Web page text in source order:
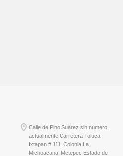
Calle de Pino Suárez sin número,
actualmente Carretera Toluca-
Ixtapan # 111, Colonia La
Michoacana; Metepec Estado de